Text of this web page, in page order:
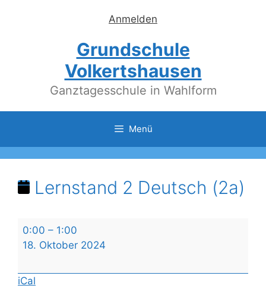
Anmelden
Grundschule
Volkertshausen
Ganztagesschule in Wahlform
Menü
Lernstand 2 Deutsch (2a)
Lernstand
0:00 – 1:00
18. Oktober 2024
iCal